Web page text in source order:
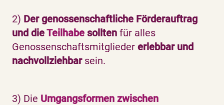
2) Der genossenschaftliche Förderauftrag
und dieTeilhabe sollten für alles
Genossenschaftsmitglieder erlebbar und
nachvollziehbarsein.
3) Die Umgangsformen zwischen